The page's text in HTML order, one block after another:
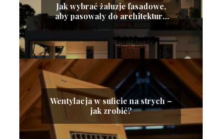
Jak wybrać żaluzje fasadowe,
aby pasowały do architektury
Wentylacja w suficie na strych –
jak zrobić?